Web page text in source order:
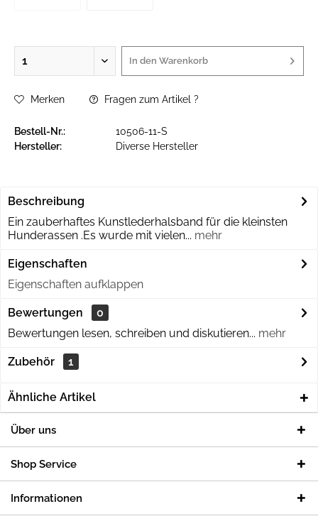
In den Warenkorb
Merken Fragen zum Artikel ?
Bestell-Nr.:
10506-11-S
Hersteller:
Diverse Hersteller
Beschreibung
Ein zauberhaftes Kunstlederhalsband für die kleinsten
Hunderassen .Es wurde mit vielen... mehr
Eigenschaften
Eigenschaften aufklappen
Bewertungen
0
Bewertungen lesen, schreiben und diskutieren... mehr
Zubehör 1
Ähnliche Artikel
Über uns
Shop Service
Informationen